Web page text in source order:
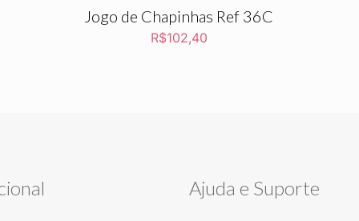
Jogo de Chapinhas Ref 36C
R$102,40
Ajuda e Suporte